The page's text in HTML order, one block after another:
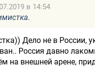
в 14:54
Дело не в России,
Россия давно
на внешней арене,